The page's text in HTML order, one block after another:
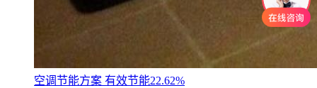
空调节能方案 有效节能22.62%